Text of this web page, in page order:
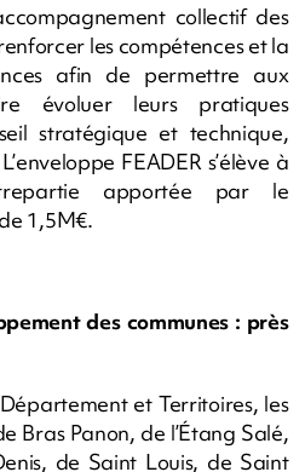
collectif des
les compétences et la
afin de permettre aux
évoluer leurs pratiques
stratégique et technique,
FEADER s’élève à
apportée par le
1,5M€.
des communes : près
et Territoires, les
Bras Panon, de l’Étang Salé,
de Saint Louis, de Saint